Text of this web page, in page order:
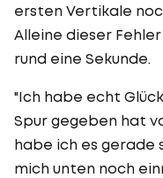
ersten Vertikale
Alleine dieser
rund eine Sekunde.
"Ich habe echt
Spur gegeben hat
habe ich es gerade
mich unten noch